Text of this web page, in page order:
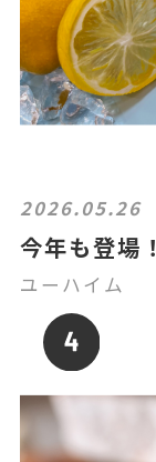
2026.05.26
今年も登場
ユーハイム